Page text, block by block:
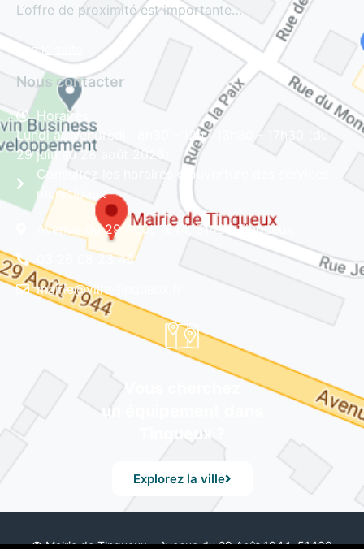
L’offre de proximité est importante…
Lire la suite
Nous contacter
Horaires
Lundi au vendredi : 8h30 - 12h | 13h30 - 17h30 (du
29 juin au 28 août 2026)
Consultez les horaires d'ouverture des services
municipaux
Avenue du 29 Août 1944, 51430 Tinqueux
03 26 08 23 45
mairie@ville-tinqueux.fr
Vous cherchez
un équipement dans
Tinqueux ?
Explorez la ville
© Mairie de Tinqueux – Avenue du 29 Août 1944, 51430